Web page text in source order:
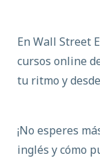
En Wall Street
cursos online
tu ritmo y
¡No esperes
inglés y cómo